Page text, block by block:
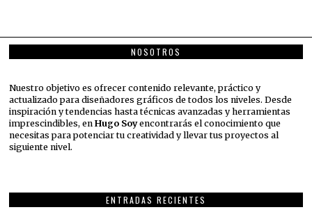
NOSOTROS
Nuestro objetivo es ofrecer contenido relevante, práctico y
actualizado para diseñadores gráficos de todos los niveles. Desde
inspiración y tendencias hasta técnicas avanzadas y herramientas
imprescindibles, enHugo Soyencontrarás el conocimiento que
necesitas para potenciar tu creatividad y llevar tus proyectos al
siguiente nivel.
ENTRADAS RECIENTES